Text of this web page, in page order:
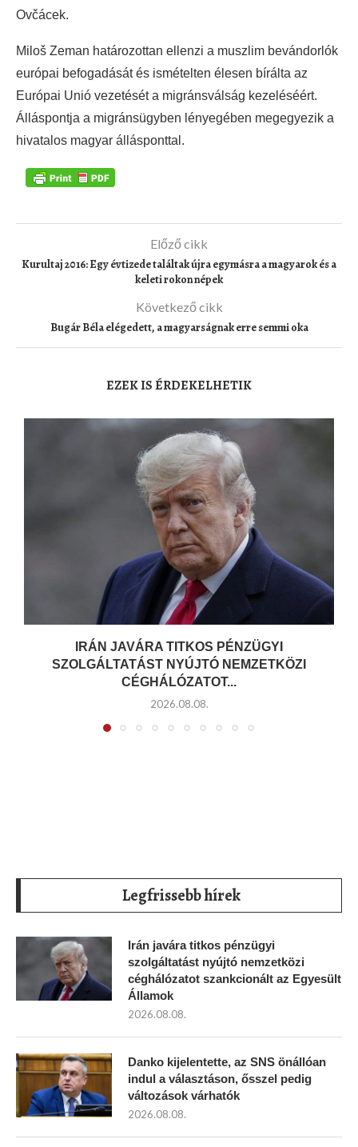
Ovčácek.
Miloš Zeman határozottan ellenzi a muszlim bevándorlók
európai befogadását és ismételten élesen bírálta az
Európai Unió vezetését a migránsválság kezeléséért.
Álláspontja a migránsügyben lényegében megegyezik a
hivatalos magyar állásponttal.
Előző cikk
Kurultaj 2016: Egy évtizede találtak újra egymásra a magyarok és a
keleti rokon népek
Következő cikk
Bugár Béla elégedett, a magyarságnak erre semmi oka
EZEK IS ÉRDEKELHETIK
IRÁN JAVÁRA TITKOS PÉNZÜGYI
SZOLGÁLTATÁST NYÚJTÓ NEMZETKÖZI
CÉGHÁLÓZATOT...
2026.08.08.
Legfrissebb hírek
Irán javára titkos pénzügyi
szolgáltatást nyújtó nemzetközi
céghálózatot szankcionált az Egyesült
Államok
2026.08.08.
Danko kijelentette, az SNS önállóan
indul a választáson, ősszel pedig
változások várhatók
2026.08.08.